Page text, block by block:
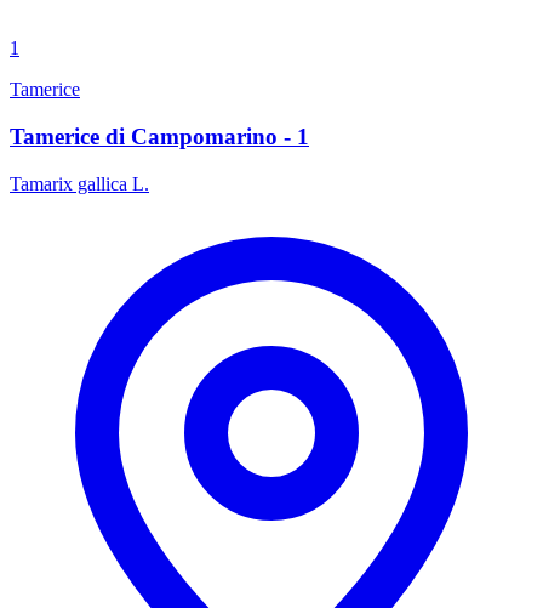
1
Tamerice
Tamerice di Campomarino - 1
Tamarix gallica L.